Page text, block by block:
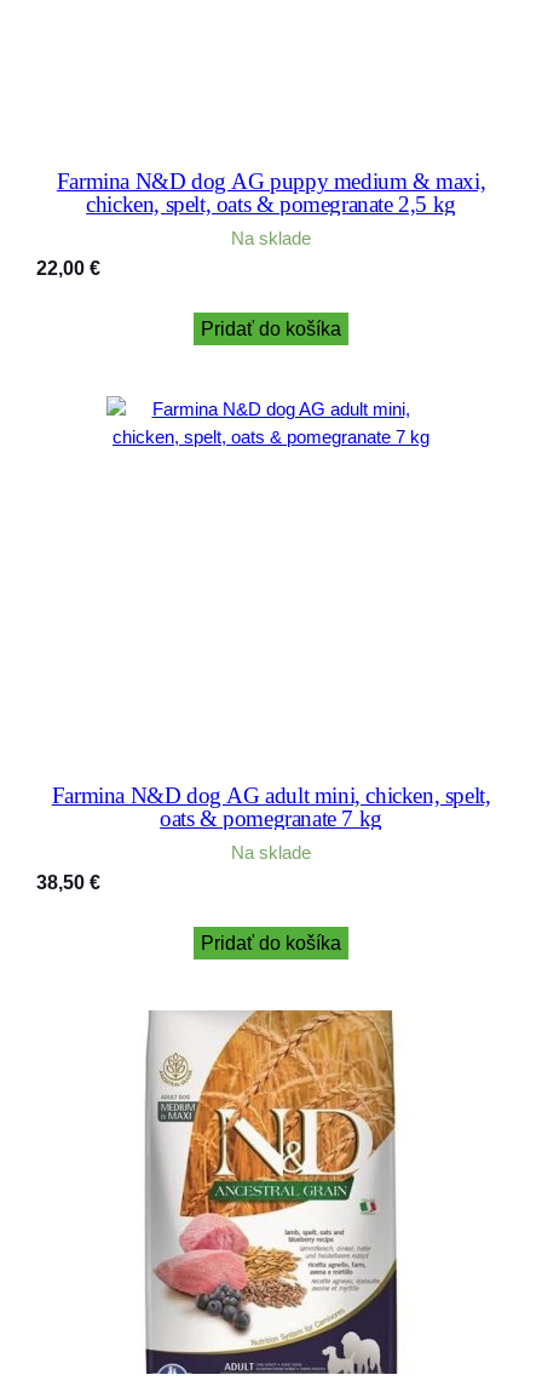
Farmina N&D dog AG puppy medium & maxi,
chicken, spelt, oats & pomegranate 2,5 kg
Na sklade
22,00 €
Pridať do košíka
Farmina N&D dog AG adult mini, chicken, spelt,
oats & pomegranate 7 kg
Na sklade
38,50 €
Pridať do košíka